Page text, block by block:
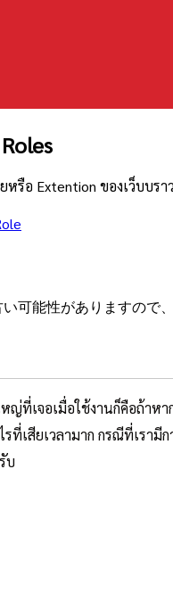
Extention ของเว็บบร
可能性がありますので、
เจอเมื่อใช้งานก็คือถ้าห
เสียเวลามาก กรณีที่เรา
บ